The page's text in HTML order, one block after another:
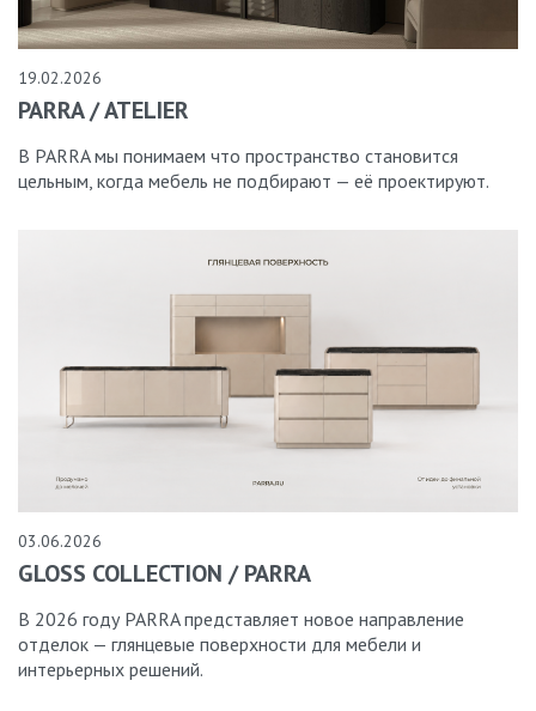
19.02.2026
PARRA / ATELIER
В PARRA мы понимаем что пространство становится
цельным, когда мебель не подбирают — её проектируют.
03.06.2026
GLOSS COLLECTION / PARRA
В 2026 году PARRA представляет новое направление
отделок — глянцевые поверхности для мебели и
интерьерных решений.